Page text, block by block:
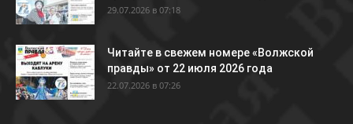
29.07.2026 в 07:18
Читайте в свежем номере «Волжской
правды» от 22 июля 2026 года
22.07.2026 в 07:26